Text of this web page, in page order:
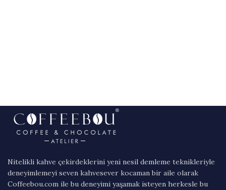
Nitelikli kahve çekirdeklerini yeni nesil demleme teknikleriyle
deneyimlemeyi seven kahvesever kocaman bir aile olarak
Coffeebou.com ile bu deneyimi yaşamak isteyen herkesle bu